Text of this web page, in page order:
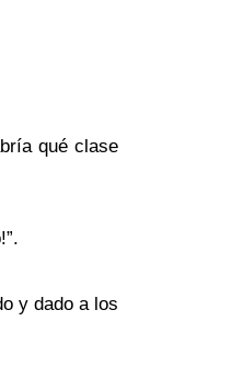
qué clase
y dado a los